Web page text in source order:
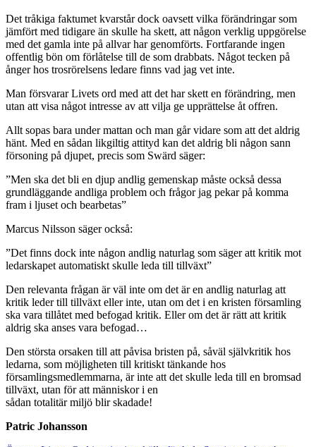
Det tråkiga faktumet kvarstår dock oavsett vilka förändringar som
jämfört med tidigare än skulle ha skett, att någon verklig uppgörelse
med det gamla inte på allvar har genomförts. Fortfarande ingen
offentlig bön om förlåtelse till de som drabbats. Något tecken på
ånger hos trosrörelsens ledare finns vad jag vet inte.
Man försvarar Livets ord med att det har skett en förändring, men
utan att visa något intresse av att vilja ge upprättelse åt offren.
Allt sopas bara under mattan och man går vidare som att det aldrig
hänt. Med en sådan likgiltig attityd kan det aldrig bli någon sann
försoning på djupet, precis som Swärd säger:
”Men ska det bli en djup andlig gemenskap måste också dessa
grundläggande andliga problem och frågor jag pekar på komma
fram i ljuset och bearbetas”
Marcus Nilsson säger också:
”Det finns dock inte någon andlig naturlag som säger att kritik mot
ledarskapet automatiskt skulle leda till tillväxt”
Den relevanta frågan är väl inte om det är en andlig naturlag att
kritik leder till tillväxt eller inte, utan om det i en kristen församling
ska vara tillåtet med befogad kritik. Eller om det är rätt att kritik
aldrig ska anses vara befogad…
Den största orsaken till att påvisa bristen på, såväl självkritik hos
ledarna, som möjligheten till kritiskt tänkande hos
församlingsmedlemmarna, är inte att det skulle leda till en bromsad
tillväxt, utan för att människor i en
sådan totalitär miljö blir skadade!
Patric Johansson